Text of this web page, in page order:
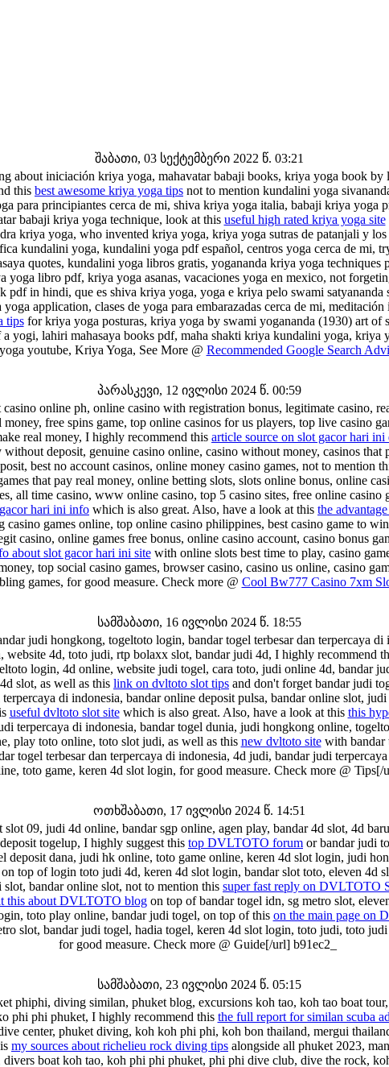
შაბათი, 03 სექტემბერი 2022 წ. 03:21
about iniciación kriya yoga, mahavatar babaji books, kriya yoga book
this best awesome kriya yoga tips not to mention kundalini yoga
para principiantes cerca de mi, shiva kriya yoga italia, babaji kriya yoga
babaji kriya yoga technique, look at this useful high rated kriya yoga site
kriya yoga, who invented kriya yoga, kriya yoga sutras de patanjali y
kundalini yoga, kundalini yoga pdf español, centros yoga cerca de mi,
quotes, kundalini yoga libros gratis, yogananda kriya yoga techniques
yoga libro pdf, kriya yoga asanas, vacaciones yoga en mexico, not
pdf in hindi, que es shiva kriya yoga, yoga e kriya pelo swami satyananda
application, clases de yoga para embarazadas cerca de mi,
tipsfor kriya yoga posturas, kriya yoga by swami yogananda (1930) art of
yogi, lahiri mahasaya books pdf, maha shakti kriya kundalini yoga, kriya
youtube, Kriya Yoga, See More @ Recommended Google Search
პარასკევი, 12 ივლისი 2024 წ. 00:59
online ph, online casino with registration bonus, legitimate casino,
free spins game, top online casinos for us players, top live casino
real money, I highly recommend this article source on slot gacor hari ini
deposit, genuine casino online, casino without money, casinos that
best no account casinos, online money casino games, not to mention
that pay real money, online betting slots, slots online bonus, online
all time casino, www online casino, top 5 casino sites, free online casino
hari ini info which is also great. Also, have a look at this the
casino games online, top online casino philippines, best casino game to
casino, online games free bonus, online casino account, casino bonus
about slot gacor hari ini sitewith online slots best time to play, casino
top social casino games, browser casino, casino us online, casino
games, for good measure. Check more @ Cool Bw777 Casino 7xm
სამშაბათი, 16 ივლისი 2024 წ. 18:55
judi hongkong, togeltoto login, bandar togel terbesar dan terpercaya
website 4d, toto judi, rtp bolaxx slot, bandar judi 4d, I highly recommend
login, 4d online, website judi togel, cara toto, judi online 4d, bandar
slot, as well as this link on dvltoto slot tips and don't forget bandar judi
di indonesia, bandar online deposit pulsa, bandar online slot,
useful dvltoto slot sitewhich is also great. Also, have a look at this this
terpercaya di indonesia, bandar togel dunia, judi hongkong online,
play toto online, toto slot judi, as well as this new dvltoto sitewith bandar
togel terbesar dan terpercaya di indonesia, 4d judi, bandar judi
toto game, keren 4d slot login, for good measure. Check more @ Tips[/
ოთხშაბათი, 17 ივლისი 2024 წ. 14:51
09, judi 4d online, bandar sgp online, agen play, bandar 4d slot, 4d
togelup, I highly suggest this top DVLTOTO forum or bandar judi
deposit dana, judi hk online, toto game online, keren 4d slot login, judi
on top of login toto judi 4d, keren 4d slot login, bandar slot toto, eleven 4d
bandar online slot, not to mention this super fast reply on DVLTOTO
this about DVLTOTO blogon top of bandar togel idn, sg metro slot,
toto play online, bandar judi togel, on top of this on the main page on
slot, bandar judi togel, hadia togel, keren 4d slot login, toto judi, toto
for good measure. Check more @ Guide[/url] b91ec2_
სამშაბათი, 23 ივლისი 2024 წ. 05:15
phiphi, diving similan, phuket blog, excursions koh tao, koh tao boat
phi phi phuket, I highly recommend this the full report for similan scuba
center, phuket diving, koh koh phi phi, koh bon thailand, mergui
my sources about richelieu rock diving tips alongside all phuket 2023,
boat koh tao, koh phi phi phuket, phi phi dive club, dive the rock,